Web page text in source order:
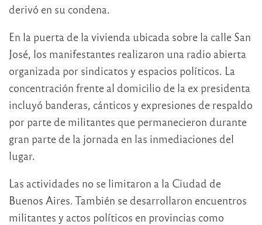
derivó en su condena.
En la puerta de la vivienda ubicada sobre la calle San
José, los manifestantes realizaron una radio abierta
organizada por sindicatos y espacios políticos. La
concentración frente al domicilio de la ex presidenta
incluyó banderas, cánticos y expresiones de respaldo
por parte de militantes que permanecieron durante
gran parte de la jornada en las inmediaciones del
lugar.
Las actividades no se limitaron a la Ciudad de
Buenos Aires. También se desarrollaron encuentros
militantes y actos políticos en provincias como